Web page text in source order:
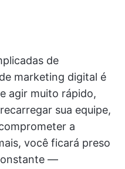
de
marketing digital é
agir muito rápido,
sua equipe,
a
você ficará preso
—